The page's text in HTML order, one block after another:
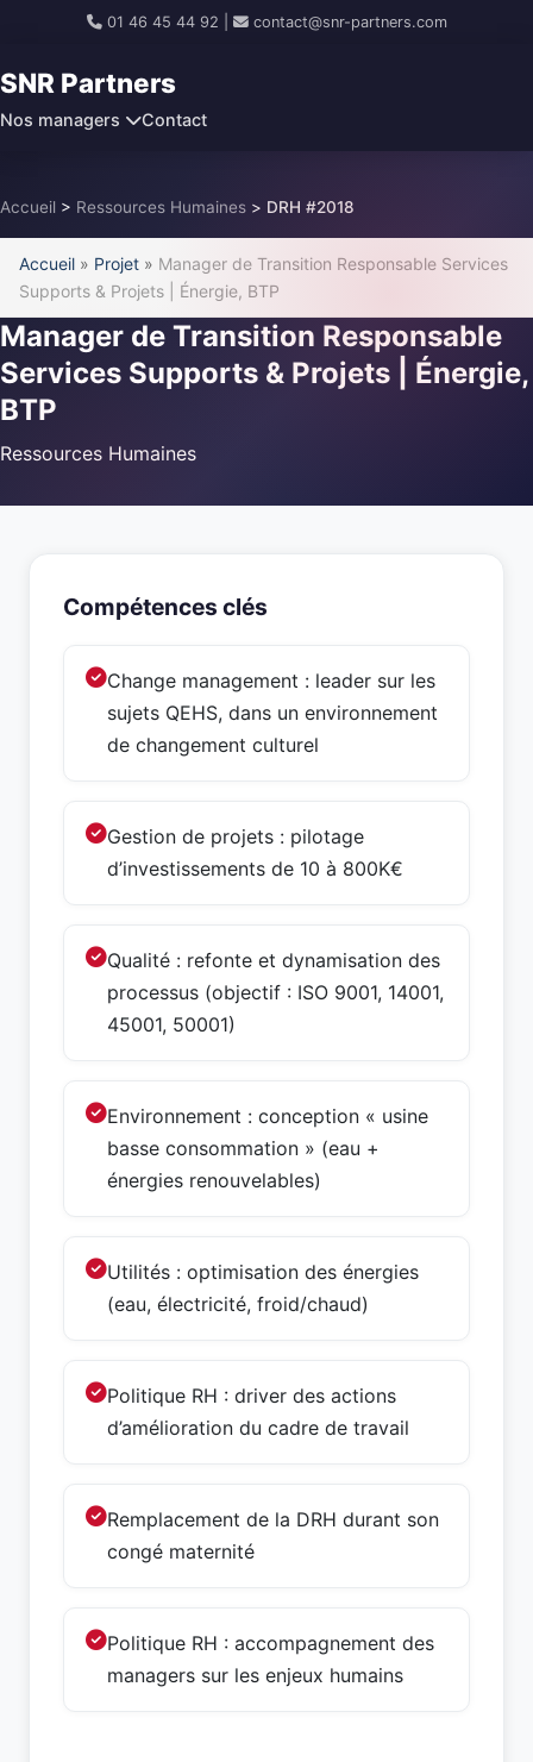
01 46 45 44 92 contact@snr-partners.com
SNR Partners
Nos managers Contact
Accueil > Ressources Humaines > DRH #2018
Accueil » Projet » Manager de Transition Responsable Services
Supports & Projets | Énergie, BTP
Manager de Transition Responsable
Services Supports & Projets | Énergie,
BTP
Ressources Humaines
Compétences clés
Change management : leader sur les
sujets QEHS, dans un environnement
de changement culturel
Gestion de projets : pilotage
d’investissements de 10 à 800K€
Qualité : refonte et dynamisation des
processus (objectif : ISO 9001, 14001,
45001, 50001)
Environnement : conception « usine
basse consommation » (eau +
énergies renouvelables)
Utilités : optimisation des énergies
(eau, électricité, froid/chaud)
Politique RH : driver des actions
d’amélioration du cadre de travail
Remplacement de la DRH durant son
congé maternité
Politique RH : accompagnement des
managers sur les enjeux humains